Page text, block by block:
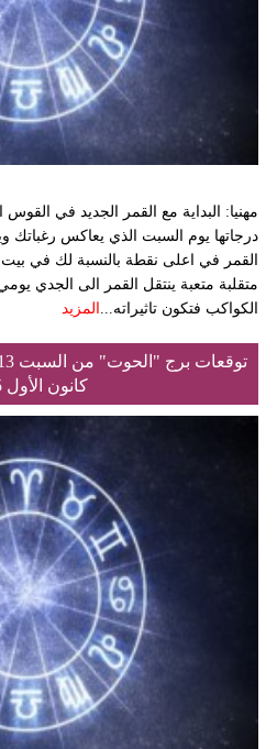
مهنيا: البداية مع القمر الجديد في
درجاتها يوم السبت الذي يعاكس رغباتك
القمر في اعلى نقطة بالنسبة لك في
متقلبة متعبة ينتقل القمر الى الجدي
الكواكب فتكون تاثيراته...
المزيد
كانون الأول 2025